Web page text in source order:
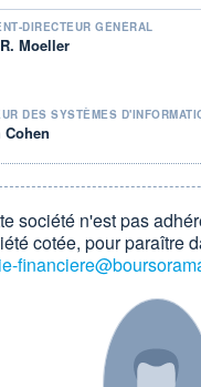
et Olay) ;
de rasage (7,9%) :
DIRECTEUR GÉNÉRAL
Moeller
DES SYSTÈMES
Cohen
société n'est pas
cotée, pour paraître